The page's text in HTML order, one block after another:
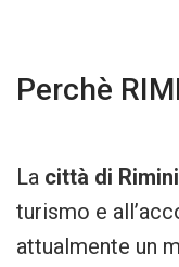
Perchè
La città di
turismo e
attualmente un